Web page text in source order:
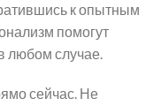
к опытным
помогут
любом случае.
сейчас. Не